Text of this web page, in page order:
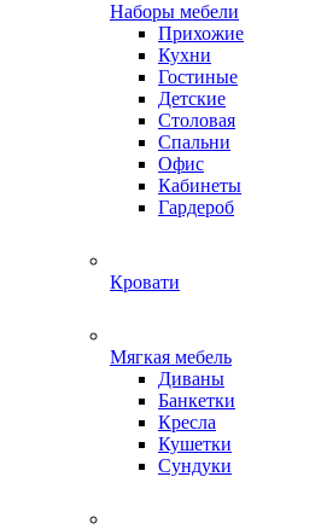
Наборы мебели
Прихожие
Кухни
Гостиные
Детские
Столовая
Спальни
Офис
Кабинеты
Гардероб
Кровати
Мягкая мебель
Диваны
Банкетки
Кресла
Кушетки
Сундуки